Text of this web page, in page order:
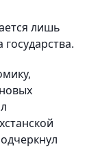
лишь